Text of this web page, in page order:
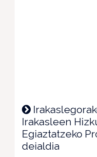
Irakasleen
Egiaztatzeko
deialdia